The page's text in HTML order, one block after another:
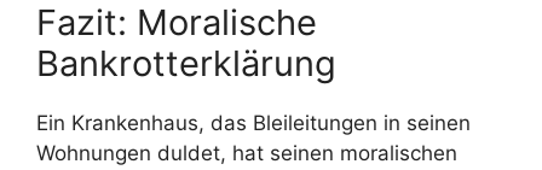
Fazit: Moralische
Bankrotterklärung
Ein Krankenhaus, das Bleileitungen in seinen
Wohnungen duldet, hat seinen moralischen